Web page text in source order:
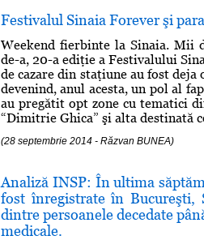
Festivalul Sinaia Forever şi
Weekend fierbinte la Sinaia. Mii
de-a, 20-a ediţie a Festivalului
de cazare din staţiune au fost deja
devenind, anul acesta, un pol al
au pregătit opt zone cu tematici
“Dimitrie Ghica” şi alta destinată
(28 septembrie 2014 - Răzvan BUNEA)
Analiză INSP: În ultima
fost înregistrate în Bucureşti,
dintre persoanele decedate
medicale.